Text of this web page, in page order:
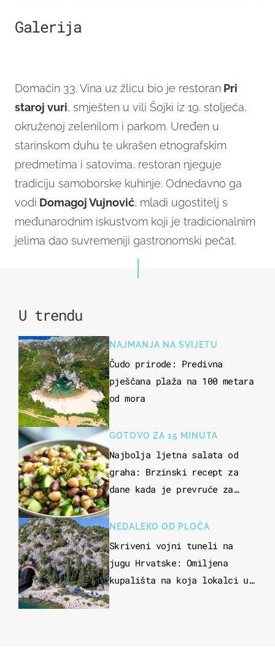
Galerija
Domaćin 33. Vina uz žlicu bio je restoran Pri
staroj vuri, smješten u vili Šojki iz 19. stoljeća,
okruženoj zelenilom i parkom. Uređen u
starinskom duhu te ukrašen etnografskim
predmetima i satovima, restoran njeguje
tradiciju samoborske kuhinje. Odnedavno ga
vodi Domagoj Vujnović, mladi ugostitelj s
međunarodnim iskustvom koji je tradicionalnim
jelima dao suvremeniji gastronomski pečat.
U trendu
NAJMANJA NA SVIJETU
Čudo prirode: Predivna
pješčana plaža na 100 metara
od mora
GOTOVO ZA 15 MINUTA
Najbolja ljetna salata od
graha: Brzinski recept za
dane kada je prevruće za
NEDALEKO OD PLOČA
Skriveni vojni tuneli na
jugu Hrvatske: Omiljena
kupališta na koja lokalci u